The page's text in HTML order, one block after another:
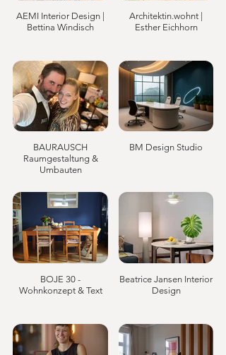
AEMI Interior Design |
Bettina Windisch
Architektin.wohnt |
Esther Eichhorn
BAURAUSCH
Raumgestaltung &
Umbauten
BM Design Studio
BOJE 30 -
Wohnkonzept & Text
Beatrice Jansen Interior
Design